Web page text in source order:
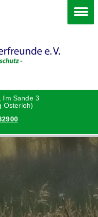
Im Sande 3
Osterloh)